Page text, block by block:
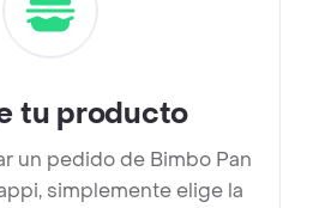
tu producto
un pedido de Bimbo Pan
simplemente elige la